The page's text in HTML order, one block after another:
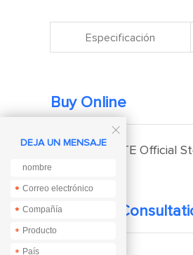
Especificación
Buy Online
EBYTE Official
Technical

DEJA UN MENSAJE
*
*
*
*
*